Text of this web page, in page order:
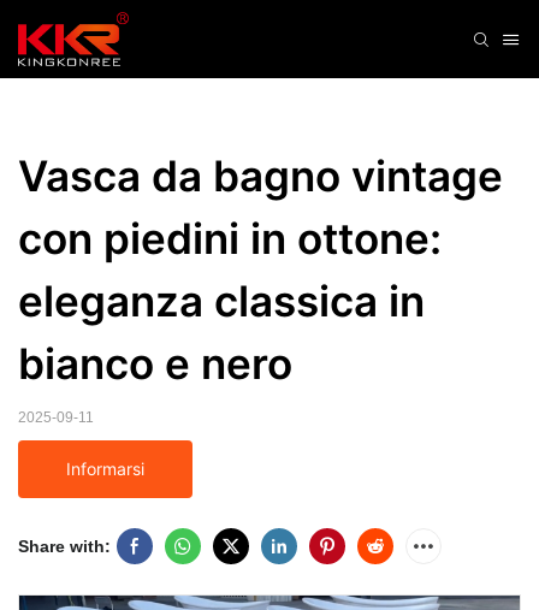
Vasca da bagno vintage
con piedini in ottone:
eleganza classica in
bianco e nero
2025-09-11
Informarsi
Share with: